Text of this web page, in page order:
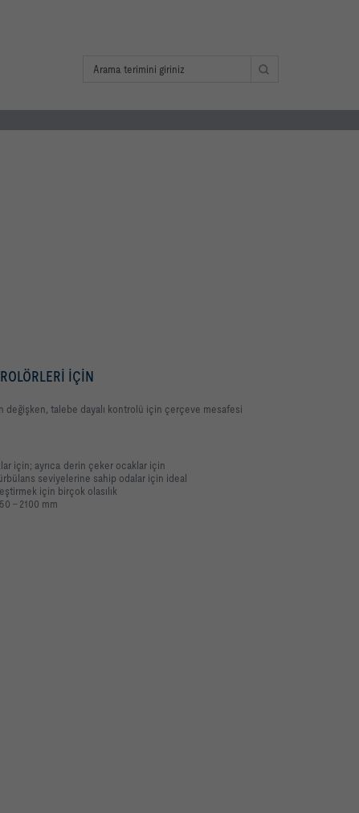
IÇIN
değişken, talebe dayalı kontrolü için çerçeve mesafesi
için; ayrıca derin çeker ocaklar için
seviyelerine sahip odalar için ideal
için birçok olasılık
– 2100 mm